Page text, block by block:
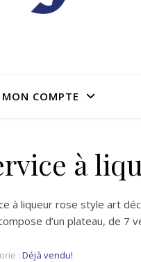
MON COMPTE
à
à liqueur rose style art
d’un plateau, de 7
: Déjà vendu!